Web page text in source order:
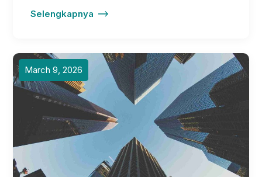
Selengkapnya
March 9, 2026